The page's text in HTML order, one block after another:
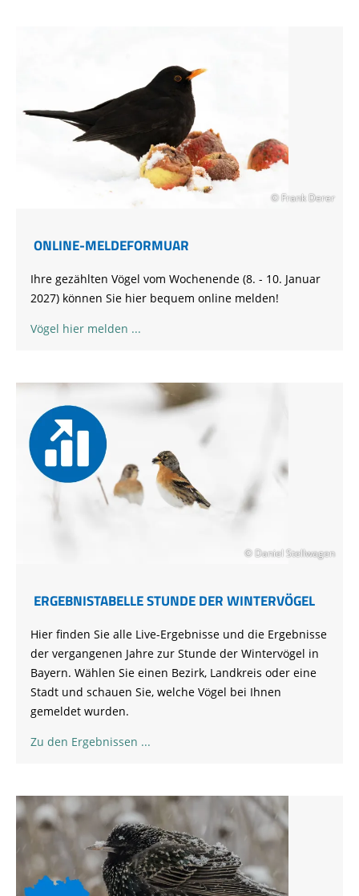
© Frank Derer
ONLINE-MELDEFORMUAR
Ihre gezählten Vögel vom Wochenende (8. - 10. Januar
2027) können Sie hier bequem online melden!
Vögel hier melden
© Daniel Stellwagen
ERGEBNISTABELLE STUNDE DER WINTERVÖGEL
Hier finden Sie alle Live-Ergebnisse und die Ergebnisse
der vergangenen Jahre zur Stunde der Wintervögel in
Bayern. Wählen Sie einen Bezirk, Landkreis oder eine
Stadt und schauen Sie, welche Vögel bei Ihnen
gemeldet wurden.
Zu den Ergebnissen